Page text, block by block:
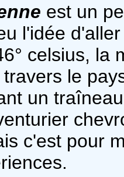
est un
l'idée
celsius, la
le
un
c'est pour